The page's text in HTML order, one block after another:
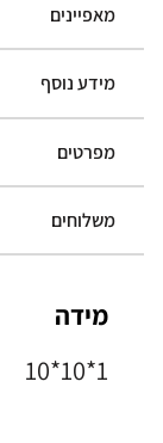
מאפיינים
מידע נוסף
מפרטים
משלוחים
מידה
10*10*1